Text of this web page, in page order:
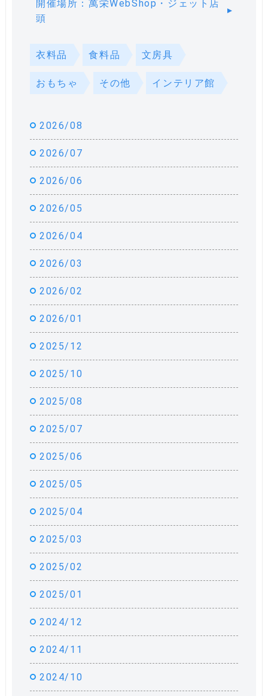
開催場所：萬栄WebShop・ジェット店
頭
衣料品 食料品 文房具
おもちゃ その他 インテリア館
2026/08
2026/07
2026/06
2026/05
2026/04
2026/03
2026/02
2026/01
2025/12
2025/10
2025/08
2025/07
2025/06
2025/05
2025/04
2025/03
2025/02
2025/01
2024/12
2024/11
2024/10